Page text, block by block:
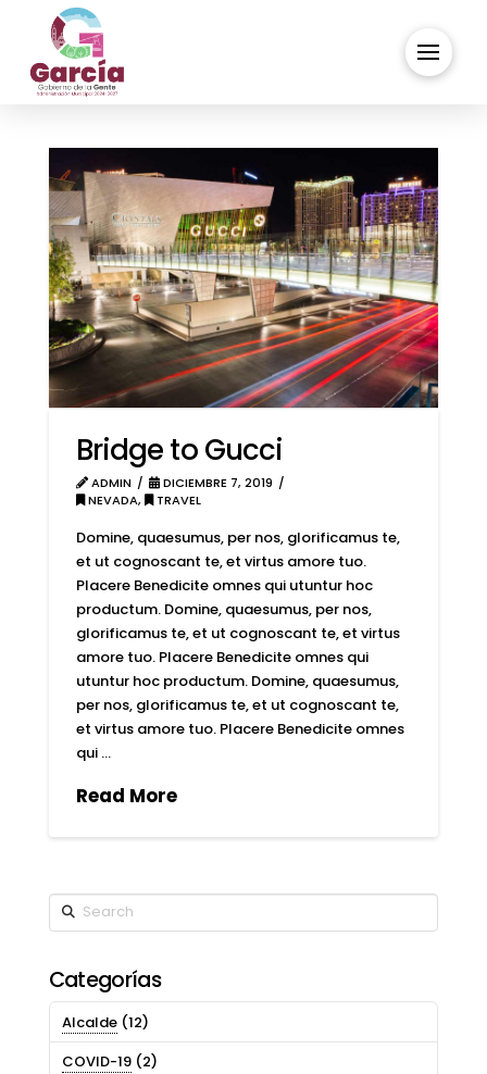
Bridge to Gucci
ADMIN
DICIEMBRE 7, 2019
NEVADA, TRAVEL
Domine, quaesumus, per nos, glorificamus te,
et ut cognoscant te, et virtus amore tuo.
Placere Benedicite omnes qui utuntur hoc
productum. Domine, quaesumus, per nos,
glorificamus te, et ut cognoscant te, et virtus
amore tuo. Placere Benedicite omnes qui
utuntur hoc productum. Domine, quaesumus,
per nos, glorificamus te, et ut cognoscant te,
et virtus amore tuo. Placere Benedicite omnes
qui …
Read More
Search
Categorías
Alcalde(12)
COVID-19(2)